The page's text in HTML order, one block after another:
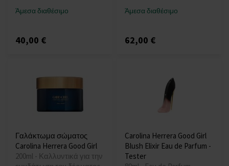
Άμεσα διαθέσιμο
40,00 €
Άμεσα διαθέσιμο
62,00 €
Γαλάκτωμα σώματος
Carolina Herrera Good Girl
200ml - Καλλυντικά για την
Carolina Herrera Good Girl
Blush Elixir Eau de Parfum -
Tester